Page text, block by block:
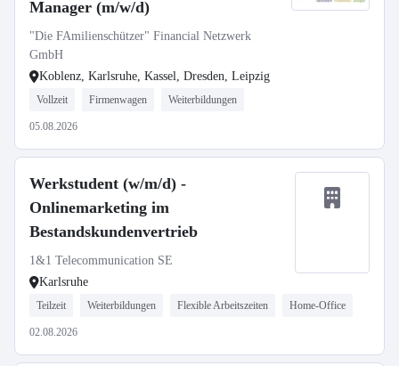
Manager (m/w/d)
"Die FAmilienschützer" Financial Netzwerk
GmbH
Koblenz, Karlsruhe, Kassel, Dresden, Leipzig
Vollzeit Firmenwagen Weiterbildungen
05.08.2026
Werkstudent (w/m/d) -
Onlinemarketing im
Bestandskundenvertrieb
1&1 Telecommunication SE
Karlsruhe
Teilzeit Weiterbildungen Flexible Arbeitszeiten Home-Office
02.08.2026